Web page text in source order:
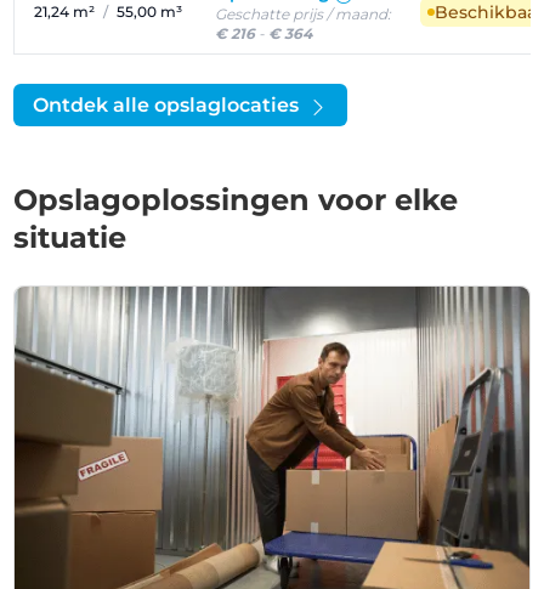
21,24 m² / 55,00 m³
Geschatte prijs / maand:
€ 216- € 364
Ontdek alle opslaglocaties
Opslagoplossingen voor elke
situatie